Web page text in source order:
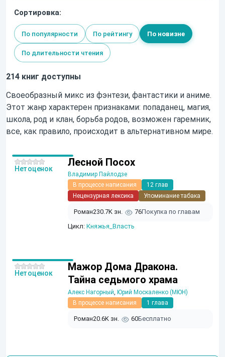
Сортировка:
По популярности По рейтингу По новизне
По длительности чтения
214 книг доступны
Своеобразный микс из фэнтези, фантастики и аниме.
Этот жанр характерен признаками: попаданец, магия,
школа, род и клан, борьба родов, возможен гаремник,
все, как правило, происходит в альтернативном мире.
Лесной Посох
Владимир Пайлодзе
В процессе написания
12 глав
Нецензурная лексика
Упоминание табака
Роман230.7K зн. 76Покупка по главам
Цикл: Княжья_Власть
Нет оценок
Мажор Дома Дракона.
Тайна седьмого храма
Алекс Нагорный, Юрий Москаленко (МЮН)
В процессе написания
1 глава
Роман20.6K зн. 60Бесплатно
Нет оценок